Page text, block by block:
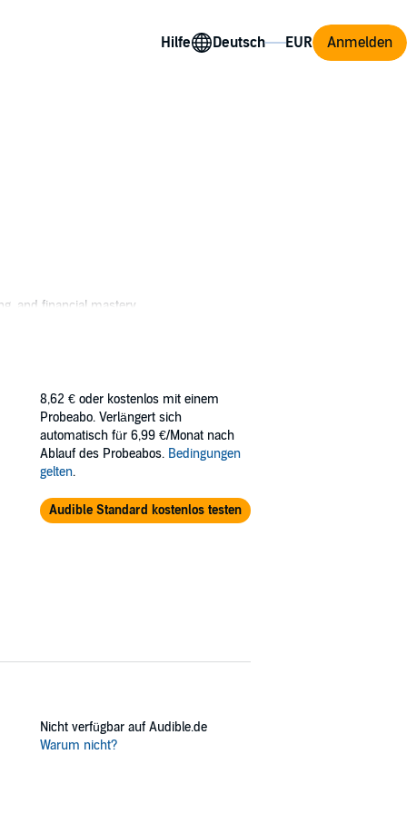
Hilfe Anmelden
and financial mastery.
your investments, and create a life of
8,62 € oder kostenlos mit einem
Probeabo. Verlängert sich
automatisch für 6,99 €/Monat nach
Ablauf des Probeabos. Bedingungen
gelten.
Audible Standard kostenlos testen
Nicht verfügbar auf Audible.de
Warum nicht?